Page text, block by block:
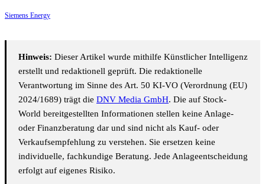
Siemens Energy
Hinweis: Dieser Artikel wurde mithilfe Künstlicher Intelligenz
erstellt und redaktionell geprüft. Die redaktionelle
Verantwortung im Sinne des Art. 50 KI-VO (Verordnung (EU)
2024/1689) trägt die DNV Media GmbH. Die auf Stock-
World bereitgestellten Informationen stellen keine Anlage-
oder Finanzberatung dar und sind nicht als Kauf- oder
Verkaufsempfehlung zu verstehen. Sie ersetzen keine
individuelle, fachkundige Beratung. Jede Anlageentscheidung
erfolgt auf eigenes Risiko.